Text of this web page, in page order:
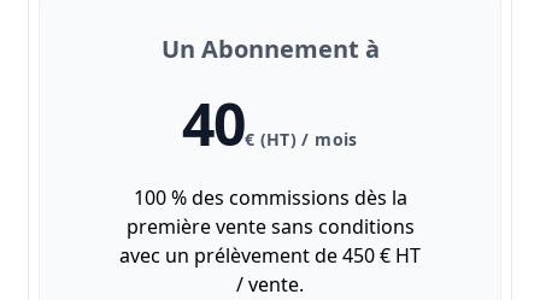
Un Abonnement à
40€ (HT) / mois
100 % des commissions dès la
première vente sans conditions
avec un prélèvement de 450 € HT
/ vente.